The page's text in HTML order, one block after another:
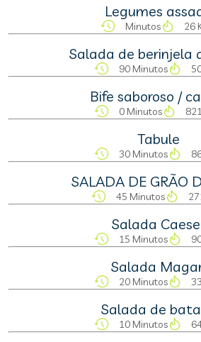
Legumes
Minutos 26
Salada de berinjela
90 Minutos
Bife saboroso /
0 Minutos
Tabule
30 Minutos
SALADA DE GRÃO
45 Minutos
Salada
15 Minutos
Salada
20 Minutos
Salada de
10 Minutos